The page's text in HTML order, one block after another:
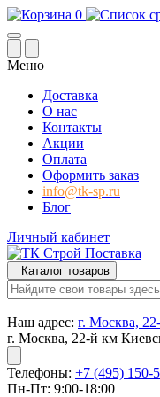
0
Меню
Доставка
О нас
Контакты
Акции
Оплата
Оформить заказ
info@tk-sp.ru
Блог
Личный кабинет
Каталог товаров
Наш адрес: г. Москва,
г. Москва, 22-й км
Телефоны: +7 (495) 150-
Пн-Пт: 9:00-18:00